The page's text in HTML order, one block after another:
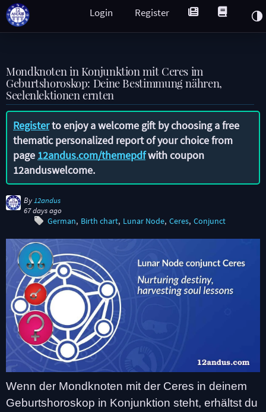
Register
Login
Mondknoten in Konjunktion mit Ceres im
Geburtshoroskop: Deine Bestimmung nähren,
Seelenlektionen ernten
Registerto enjoy a welcome gift by choosing a free
thematic personalized report of your choice from
page 12andus.com/themepdfwith coupon
12anduswelcome.
By 12andus
67 days ago
German Birth chart Lunar Node Ceres Conjunct
Wenn der Mondknoten mit der Ceres in deinem
Geburtshoroskop in Konjunktion steht, erhältst du